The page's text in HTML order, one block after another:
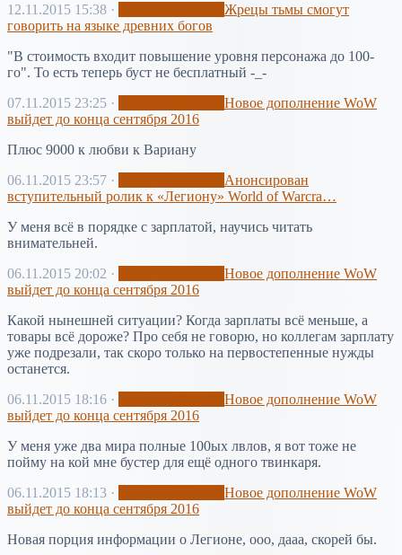
12.11.2015 15:38 ·
Жрецы тьмы смогут
говорить на языке древних богов
"В стоимость входит повышение уровня персонажа до 100-
го". То есть теперь буст не бесплатный -_-
07.11.2015 23:25 ·
Новое дополнение WoW
выйдет до конца сентября 2016
Плюс 9000 к любви к Вариану
06.11.2015 23:57 ·
Анонсирован
вступительный ролик к «Легиону» World of Warcra…
У меня всё в порядке с зарплатой, научись читать
внимательней.
06.11.2015 20:02 ·
Новое дополнение WoW
выйдет до конца сентября 2016
Какой нынешней ситуации? Когда зарплаты всё меньше, а
товары всё дороже? Про себя не говорю, но коллегам зарплату
уже подрезали, так скоро только на первостепенные нужды
останется.
06.11.2015 18:16 ·
Новое дополнение WoW
выйдет до конца сентября 2016
У меня уже два мира полные 100ых лвлов, я вот тоже не
пойму на кой мне бустер для ещё одного твинкаря.
06.11.2015 18:13 ·
Новое дополнение WoW
выйдет до конца сентября 2016
Новая порция информации о Легионе, ооо, дааа, скорей бы.